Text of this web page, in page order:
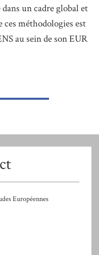
un cadre global et
méthodologies est
au sein de son EUR
Européennes